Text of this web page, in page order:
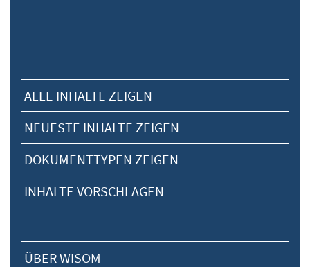
ALLE INHALTE ZEIGEN
NEUESTE INHALTE ZEIGEN
DOKUMENTTYPEN ZEIGEN
INHALTE VORSCHLAGEN
ÜBER WISOM